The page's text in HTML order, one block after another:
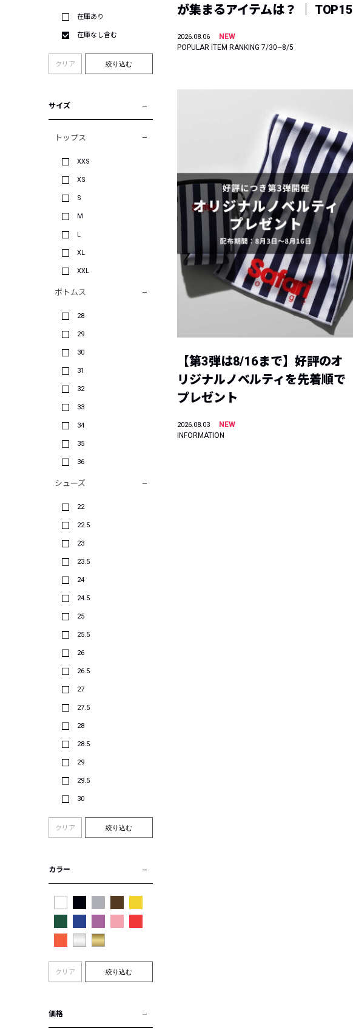
在庫あり
在庫なし含む
クリア 絞り込む
サイズ
トップス
XXS
XS
S
M
L
XL
XXL
ボトムス
28
29
30
31
32
33
34
35
36
シューズ
22
22.5
23
23.5
24
24.5
25
25.5
26
26.5
27
27.5
28
28.5
29
29.5
30
クリア 絞り込む
カラー
クリア 絞り込む
価格
が集まるアイテムは？ ｜ TOP15
2026.08.06
NEW
POPULAR ITEM RANKING 7/30~8/5
【第3弾は8/16まで】好評のオ
リジナルノベルティを先着順で
プレゼント
2026.08.03
NEW
INFORMATION